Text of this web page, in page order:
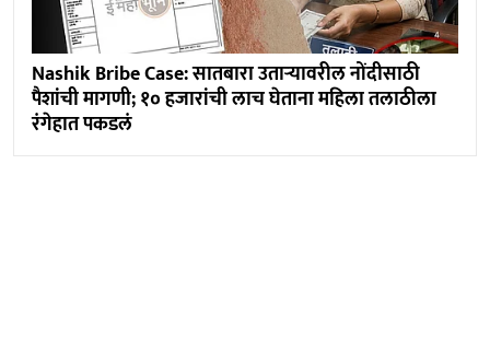
Nashik Bribe Case: सातबारा उताऱ्यावरील नोंदीसाठी
पैशांची मागणी; १० हजारांची लाच घेताना महिला तलाठीला
रंगेहात पकडलं